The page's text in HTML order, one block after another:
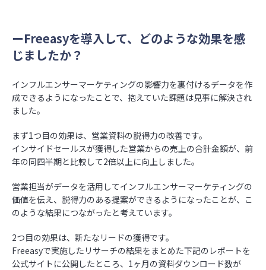
ーFreeasyを導入して、どのような効果を感
じましたか？
インフルエンサーマーケティングの影響力を裏付けるデータを作
成できるようになったことで、抱えていた課題は見事に解決され
ました。
まず1つ目の効果は、営業資料の説得力の改善です。
インサイドセールスが獲得した営業からの売上の合計金額が、前
年の同四半期と比較して2倍以上に向上しました。
営業担当がデータを活用してインフルエンサーマーケティングの
価値を伝え、説得力のある提案ができるようになったことが、こ
のような結果につながったと考えています。
2つ目の効果は、新たなリードの獲得です。
Freeasyで実施したリサーチの結果をまとめた下記のレポートを
公式サイトに公開したところ、1ヶ月の資料ダウンロード数が